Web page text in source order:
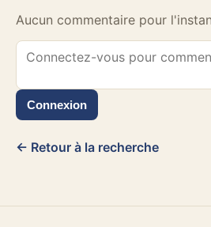
Aucun commentaire pour
Connexion
← Retour à la recherche